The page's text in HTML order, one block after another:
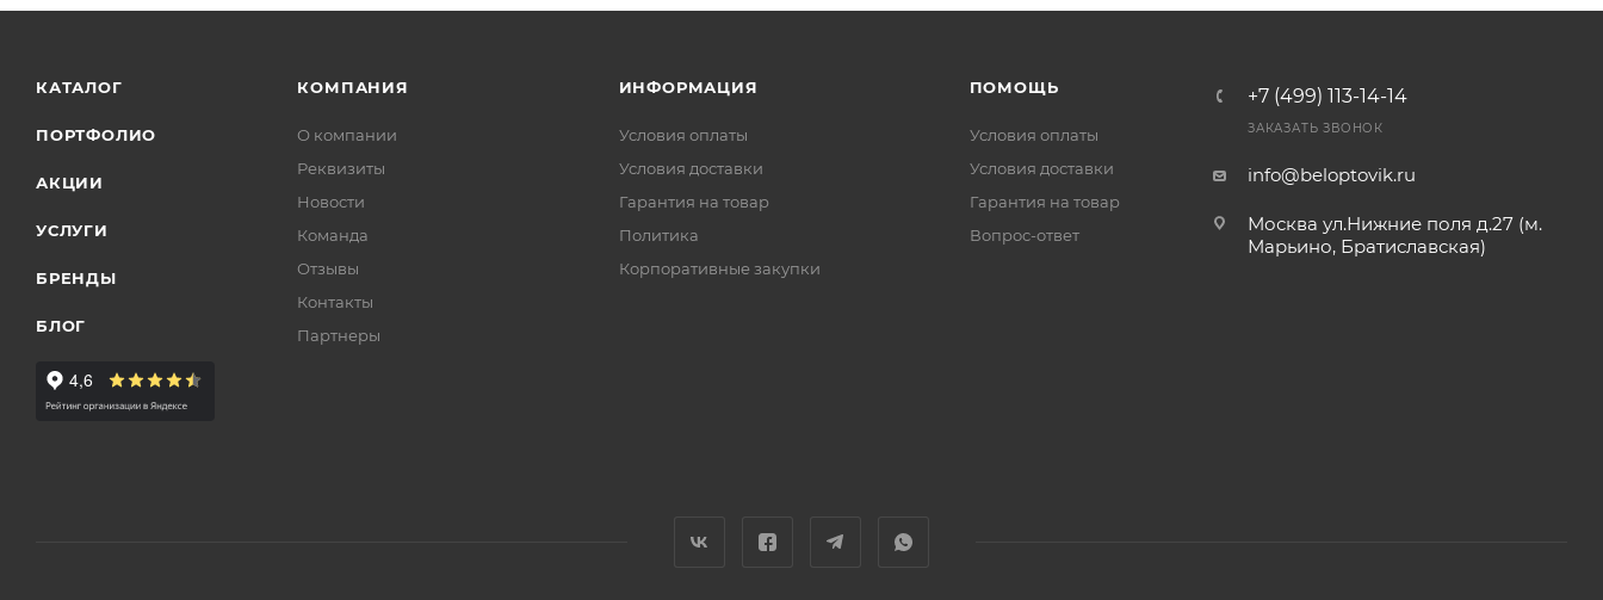
КАТАЛОГ
ПОРТФОЛИО
АКЦИИ
УСЛУГИ
БРЕНДЫ
БЛОГ
КОМПАНИЯ
О компании
Реквизиты
Новости
Команда
Отзывы
Контакты
Партнеры
ИНФОРМАЦИЯ
Условия оплаты
Условия доставки
Гарантия на товар
Политика
Корпоративные закупки
ПОМОЩЬ
Условия оплаты
Условия доставки
Гарантия на товар
Вопрос-ответ
+7 (499) 113-14-14
ЗАКАЗАТЬ ЗВОНОК
info@beloptovik.ru
Москва ул.Нижние поля д.27 (м.
Марьино, Братиславская)